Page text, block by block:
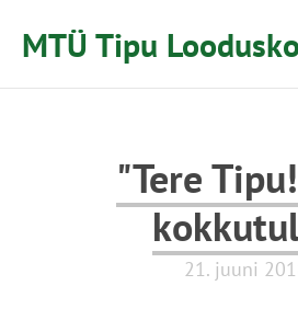
MTÜ Tipu
"Tere
21. juuni